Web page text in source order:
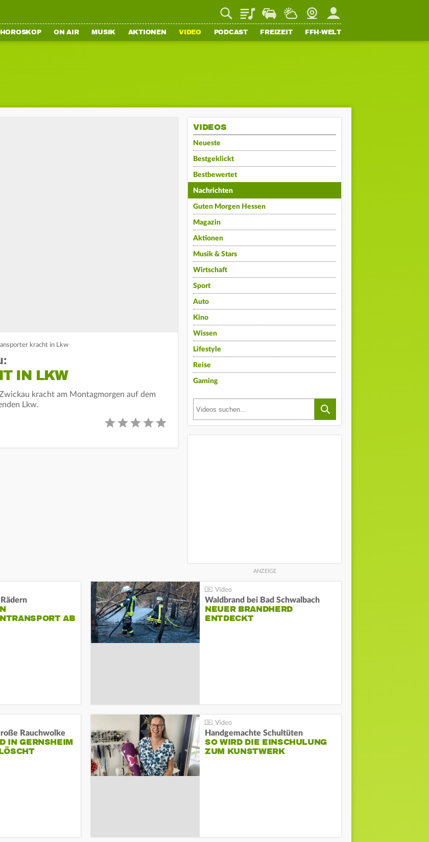
PlaylistStaupilotWetterWebcamMein FFH
HOROSKOP ON AIR MUSIK AKTIONEN VIDEO PODCAST FREIZEIT FFH-WELT
kracht in Lkw
IN LKW
kracht am Montagmorgen auf dem
Lkw.
VIDEOS
Neueste
Bestgeklickt
Bestbewertet
Nachrichten
Guten Morgen Hessen
Magazin
Aktionen
Musik & Stars
Wirtschaft
Sport
Auto
Kino
Wissen
Lifestyle
Reise
Gaming
AB
Waldbrand bei Bad Schwalbach
NEUER BRANDHERD
ENTDECKT
Rauchwolke
IN GERNSHEIM E
Handgemachte Schultüten
SO WIRD DIE EINSCHULUNG
ZUM KUNSTWERK